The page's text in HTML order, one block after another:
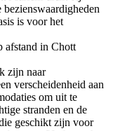
bezienswaardigheden
is voor het
afstand in Chott
zijn naar
verscheidenheid aan
om uit te
stranden en de
geschikt zijn voor